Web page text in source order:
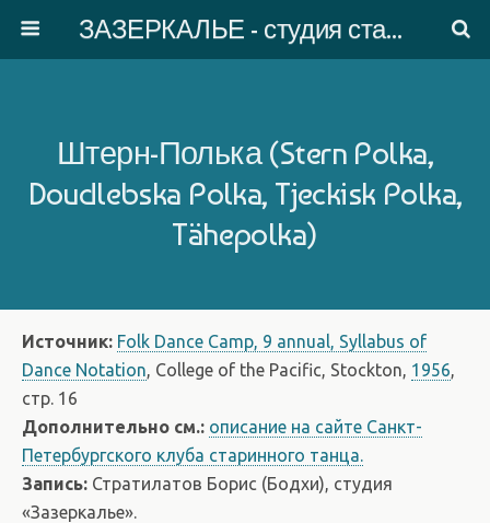
ЗАЗЕРКАЛЬЕ - студия старинного танца
Штерн-Полька (Stern Polka,
Doudlebska Polka, Tjeckisk Polka,
Tähepolka)
Источник: Folk Dance Camp, 9 annual, Syllabus of
Dance Notation, College of the Pacific, Stockton, 1956,
стр. 16
Дополнительно см.: описание на сайте Санкт-
Петербургского клуба старинного танца.
Запись: Стратилатов Борис (Бодхи), студия
«Зазеркалье».